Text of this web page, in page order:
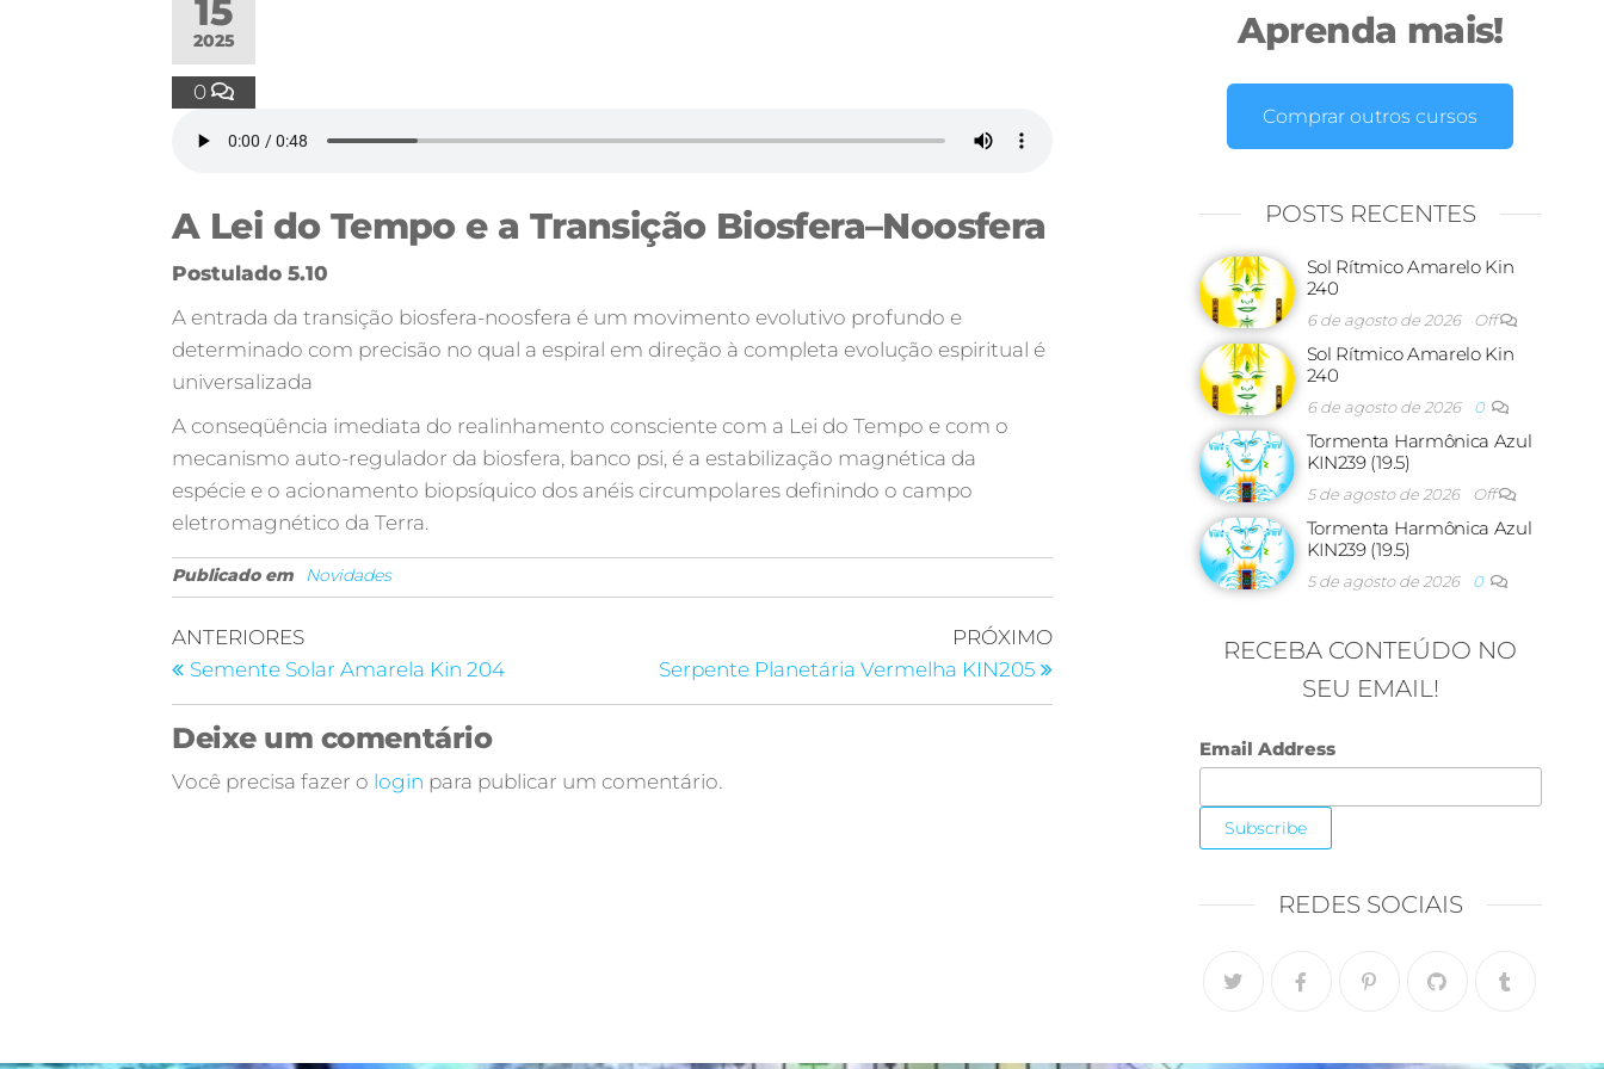
15
2025
0
A Lei do Tempo e a Transição Biosfera–Noosfera
Postulado 5.10
A entrada da transição biosfera-noosfera é um movimento evolutivo profundo e
determinado com precisão no qual a espiral em direção à completa evolução espiritual é
universalizada
A conseqüência imediata do realinhamento consciente com a Lei do Tempo e com o
mecanismo auto-regulador da biosfera, banco psi, é a estabilização magnética da
espécie e o acionamento biopsíquico dos anéis circumpolares definindo o campo
eletromagnético da Terra.
Publicado em Novidades
ANTERIORES
Semente Solar Amarela Kin 204
PRÓXIMO
Serpente Planetária Vermelha KIN205
Deixe um comentário
Você precisa fazer o login para publicar um comentário.
Aprenda mais!
Comprar outros cursos
POSTS RECENTES
Sol Rítmico Amarelo Kin
240
6 de agosto de 2026 Off
Sol Rítmico Amarelo Kin
240
6 de agosto de 2026 0
Tormenta Harmônica Azul
KIN239 (19.5)
5 de agosto de 2026 Off
Tormenta Harmônica Azul
KIN239 (19.5)
5 de agosto de 2026 0
RECEBA CONTEÚDO NO
SEU EMAIL!
Email Address
REDES SOCIAIS